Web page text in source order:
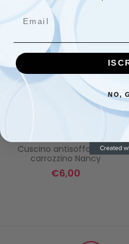
Cuscino antisoffoco da
carrozzino Nancy
€6,00
NO,